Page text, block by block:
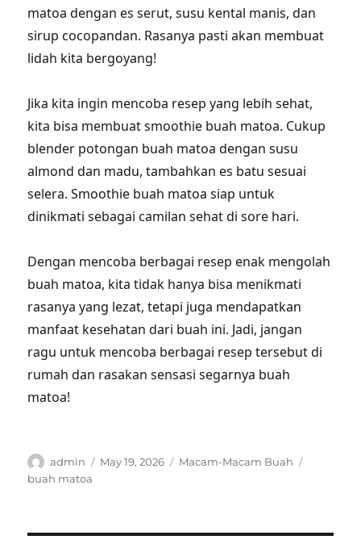
matoa dengan es serut, susu kental manis, dan
sirup cocopandan. Rasanya pasti akan membuat
lidah kita bergoyang!
Jika kita ingin mencoba resep yang lebih sehat,
kita bisa membuat smoothie buah matoa. Cukup
blender potongan buah matoa dengan susu
almond dan madu, tambahkan es batu sesuai
selera. Smoothie buah matoa siap untuk
dinikmati sebagai camilan sehat di sore hari.
Dengan mencoba berbagai resep enak mengolah
buah matoa, kita tidak hanya bisa menikmati
rasanya yang lezat, tetapi juga mendapatkan
manfaat kesehatan dari buah ini. Jadi, jangan
ragu untuk mencoba berbagai resep tersebut di
rumah dan rasakan sensasi segarnya buah
matoa!
Author
admin
Posted
May 19, 2026 Categories
Macam-Macam Buah
buah matoa